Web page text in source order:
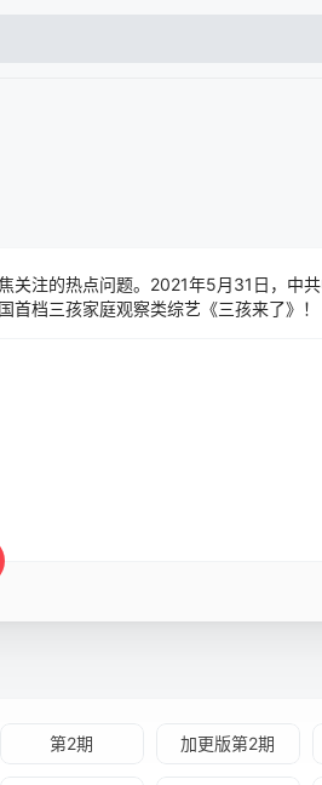
关注的热点问题。2021年5月31日，中
档三孩家庭观察类综艺《三孩来了》！
第2期 加更版第2期